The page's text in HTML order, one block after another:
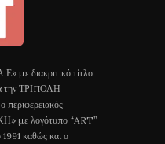
διακριτικό τίτλο
την ΤΡΙΠΟΛΗ
περιφερειακός
με λογότυπο “ART”
1991 καθώς και ο